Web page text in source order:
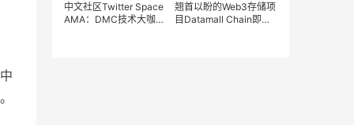
中文社区Twitter Space
AMA：DMC技术大咖问
翘首以盼的Web3存储项
目Datamall Chain即将